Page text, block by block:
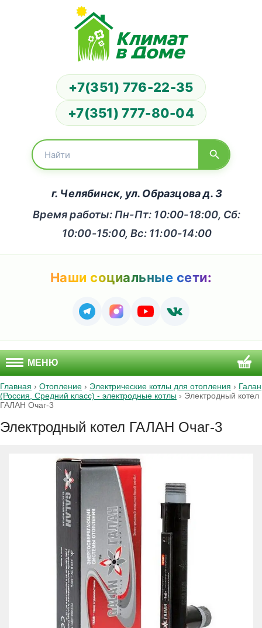
+7(351) 776-22-35
+7(351) 777-80-04
г. Челябинск, ул. Образцова д. 3
Время работы: Пн-Пт: 10:00-18:00, Сб:
10:00-15:00, Вс: 11:00-14:00
Наши социальные сети:
МЕНЮ
Главная › Отопление › Электрические котлы для отопления › Галан
(Россия, Средний класс) - электродные котлы › Электродный котел
ГАЛАН Очаг-3
Электродный котел ГАЛАН Очаг-3